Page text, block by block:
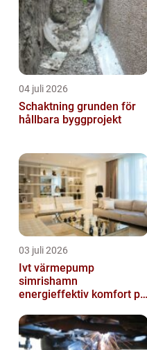
04 juli 2026
Schaktning grunden för
hållbara byggprojekt
03 juli 2026
Ivt värmepump
simrishamn
energieffektiv komfort på